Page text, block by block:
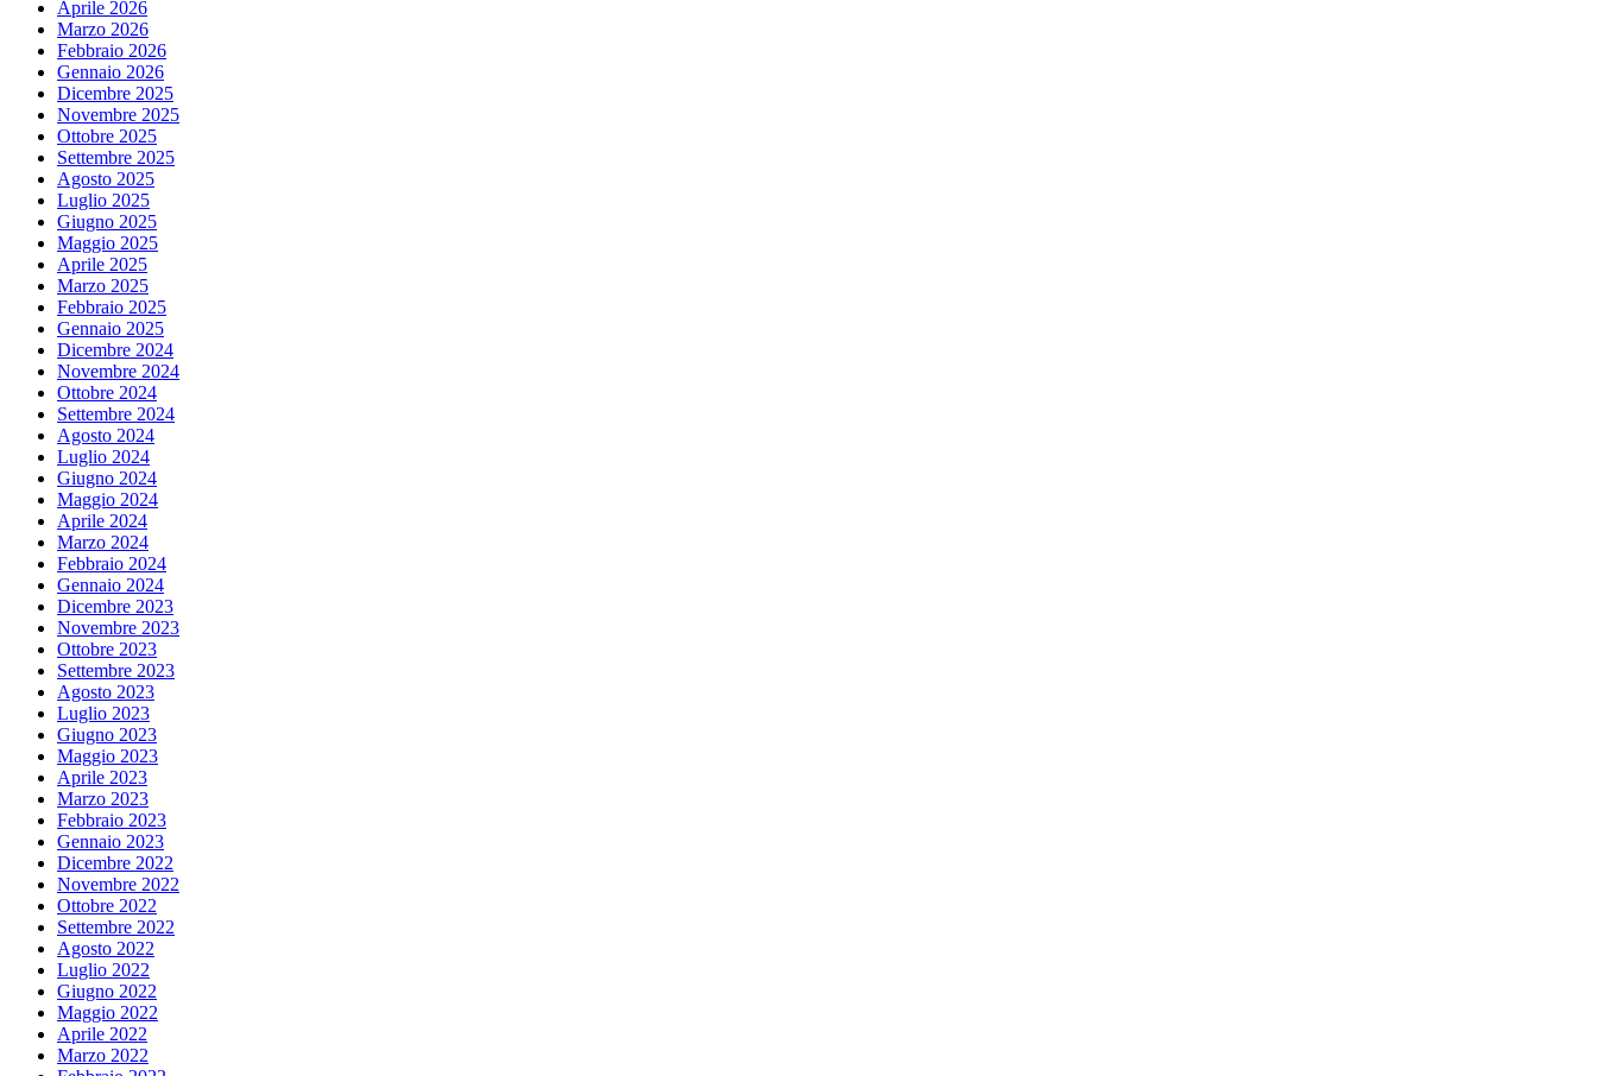
Aprile 2026
Marzo 2026
Febbraio 2026
Gennaio 2026
Dicembre 2025
Novembre 2025
Ottobre 2025
Settembre 2025
Agosto 2025
Luglio 2025
Giugno 2025
Maggio 2025
Aprile 2025
Marzo 2025
Febbraio 2025
Gennaio 2025
Dicembre 2024
Novembre 2024
Ottobre 2024
Settembre 2024
Agosto 2024
Luglio 2024
Giugno 2024
Maggio 2024
Aprile 2024
Marzo 2024
Febbraio 2024
Gennaio 2024
Dicembre 2023
Novembre 2023
Ottobre 2023
Settembre 2023
Agosto 2023
Luglio 2023
Giugno 2023
Maggio 2023
Aprile 2023
Marzo 2023
Febbraio 2023
Gennaio 2023
Dicembre 2022
Novembre 2022
Ottobre 2022
Settembre 2022
Agosto 2022
Luglio 2022
Giugno 2022
Maggio 2022
Aprile 2022
Marzo 2022